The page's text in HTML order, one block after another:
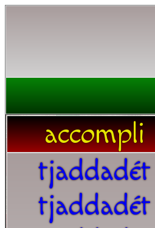
accompli
tjaddadét
tjaddadét